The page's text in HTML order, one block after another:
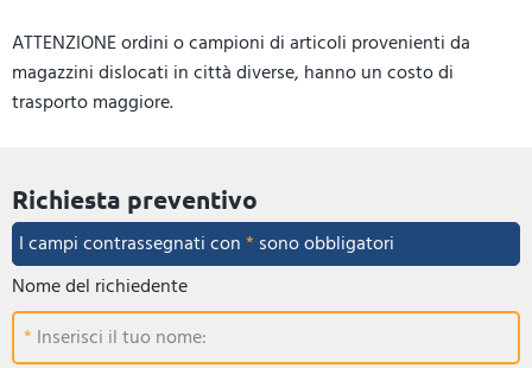
ATTENZIONE ordini o campioni di articoli provenienti da
magazzini dislocati in città diverse, hanno un costo di
trasporto maggiore.
Richiesta preventivo
I campi contrassegnati con* sono obbligatori
Nome del richiedente
Inserisci il tuo nome: